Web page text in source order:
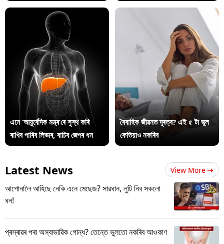
এনে ‘আয়ুৰ্বেদিক মন্ত্ৰ’ৰে সুস্থ কৰি
ৰাখিব পাৰিব লিভাৰ, বাচিব জেপৰ ধন
বৈবাহিক জীৱনত দূৰত্ব? এই ৫ টা ভুল
কেতিয়াও নকৰিব
Latest News View More
আপোনালৈ আহিছে নেকি এনে মেছেজ? সাৱধান, লুটি নিব সকলো
ধন!
প্ৰস্ৰাৱৰ পৰা অস্বাভাৱিক গোন্ধ? তেন্তে ভুলতো নকৰিব আওকাণ